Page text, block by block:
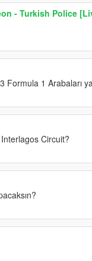
- Turkish Police
Formula 1 Arabaları
Circuit?